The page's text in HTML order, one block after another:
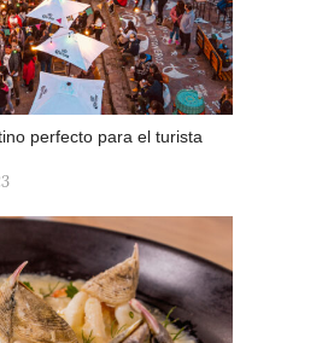
perfecto para el turista